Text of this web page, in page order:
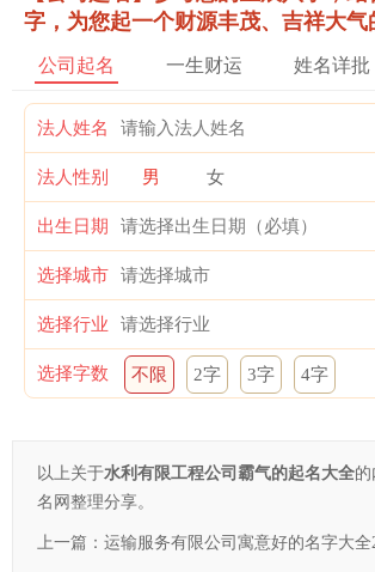
字，为您起一个财源丰茂、吉祥大气
公司起名 一生财运 姓名详批
法人姓名
法人性别 男 女
出生日期
选择城市
选择行业
选择字数 不限 2字 3字 4字
以上关于水利有限工程公司霸气的起名大全的
名网整理分享。
上一篇： 运输服务有限公司寓意好的名字大全